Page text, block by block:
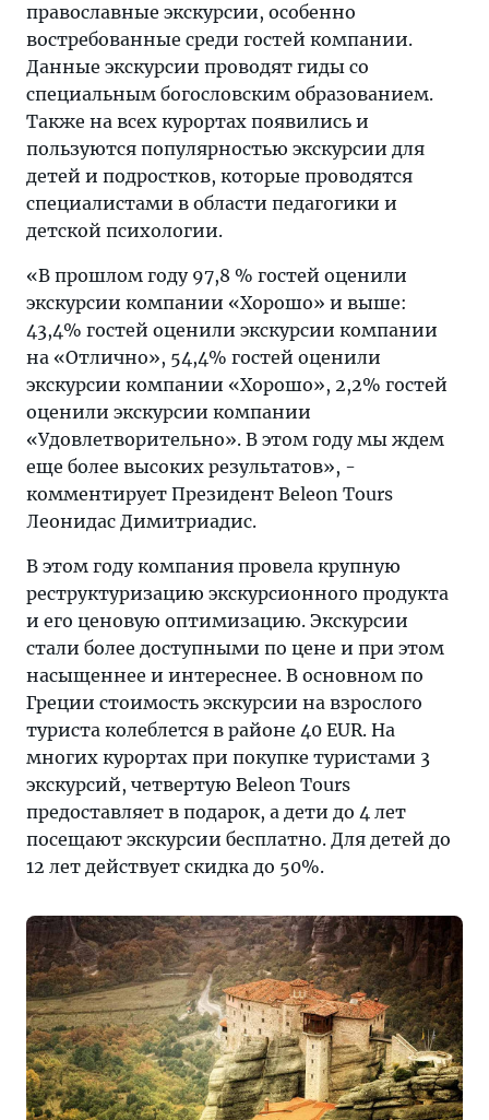
православные экскурсии, особенно
востребованные среди гостей компании.
Данные экскурсии проводят гиды со
специальным богословским образованием.
Также на всех курортах появились и
пользуются популярностью экскурсии для
детей и подростков, которые проводятся
специалистами в области педагогики и
детской психологии.
«В прошлом году 97,8 % гостей оценили
экскурсии компании «Хорошо» и выше:
43,4% гостей оценили экскурсии компании
на «Отлично», 54,4% гостей оценили
экскурсии компании «Хорошо», 2,2% гостей
оценили экскурсии компании
«Удовлетворительно». В этом году мы ждем
еще более высоких результатов», -
комментирует Президент Beleon Tours
Леонидас Димитриадис.
В этом году компания провела крупную
реструктуризацию экскурсионного продукта
и его ценовую оптимизацию. Экскурсии
стали более доступными по цене и при этом
насыщеннее и интереснее. В основном по
Греции стоимость экскурсии на взрослого
туриста колеблется в районе 40 EUR. На
многих курортах при покупке туристами 3
экскурсий, четвертую Beleon Tours
предоставляет в подарок, а дети до 4 лет
посещают экскурсии бесплатно. Для детей до
12 лет действует скидка до 50%.